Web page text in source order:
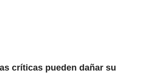
críticas pueden dañar su